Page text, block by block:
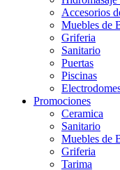
Accesorios
Muebles de
Griferia
Sanitario
Puertas
Piscinas
Promociones
Ceramica
Sanitario
Muebles de
Griferia
Tarima